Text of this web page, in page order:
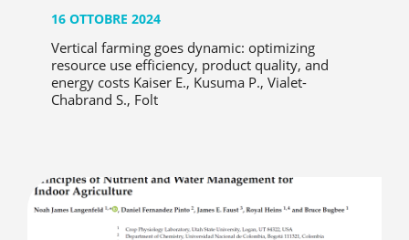
16 OTTOBRE 2024
Vertical farming goes dynamic: optimizing
resource use efficiency, product quality, and
energy costs Kaiser E., Kusuma P., Vialet-
Chabrand S., Folt